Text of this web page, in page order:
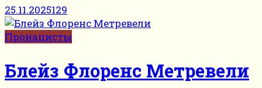
25.11.2025129
Пронацисты
Блейз Флоренс Метревели